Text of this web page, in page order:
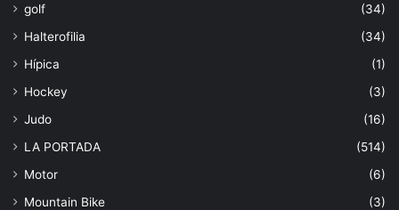
golf
(34)
Halterofilia
(34)
Hípica
(1)
Hockey
(3)
Judo
(16)
LA PORTADA
(514)
Motor
(6)
Mountain Bike
(3)